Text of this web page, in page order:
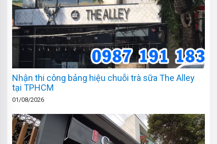
Nhận thi công bảng hiệu chuỗi trà sữa The Alley
tại TPHCM
01/08/2026